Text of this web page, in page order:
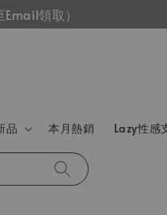
領取）
品 本月熱銷 Lazy性感